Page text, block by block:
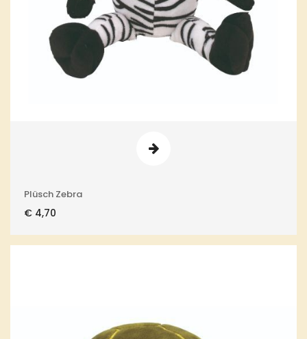
Plüsch Zebra
€ 4,70